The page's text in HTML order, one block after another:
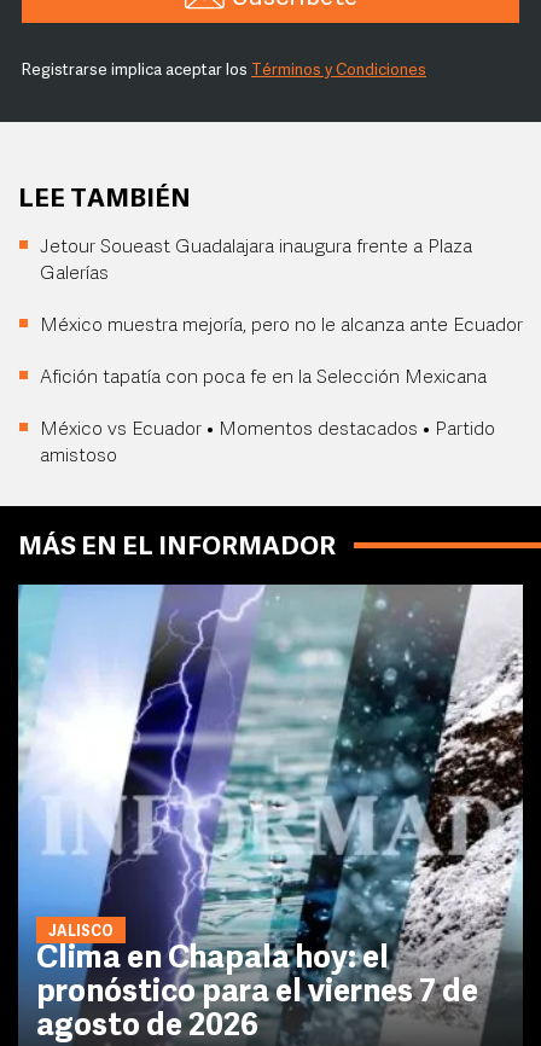
Registrarse implica aceptar los Términos y Condiciones
LEE TAMBIÉN
Jetour Soueast Guadalajara inaugura frente a Plaza
Galerías
México muestra mejoría, pero no le alcanza ante Ecuador
Afición tapatía con poca fe en la Selección Mexicana
México vs Ecuador • Momentos destacados • Partido
amistoso
MÁS EN EL INFORMADOR
JALISCO
Clima en Chapala hoy: el
pronóstico para el viernes 7 de
agosto de 2026